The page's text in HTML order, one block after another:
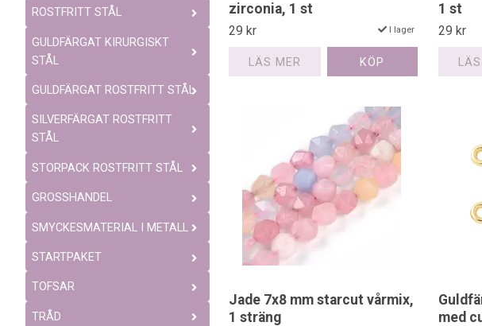
ROSTFRITT STÅL
GULDFÄRGAT KIRURGISKT
STÅL
GULDFÄRGAT ROSTFRITT STÅL
SILVERFÄRGAT ROSTFRITT
STÅL
STORPACK ROSTFRITT STÅL
GROSSHANDEL
SMYCKESMATERIAL I METALL
STARTPAKET
TOFSAR
TRÅD
zirconia, 1 st
29 kr I lager
LÄS MER
1 st
29 kr
Jade 7x8 mm starcut vårmix,
1 sträng
med